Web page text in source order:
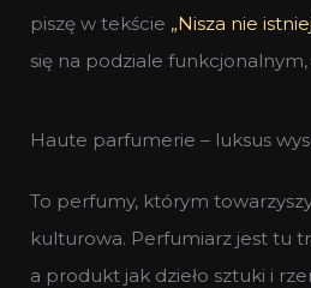
piszę w tekście „Nisza nie
się na podziale
Haute parfumerie – luksus
To perfumy, którym
kulturowa. Perfumiarz jest tu
a produkt jak dzieło sztuki i